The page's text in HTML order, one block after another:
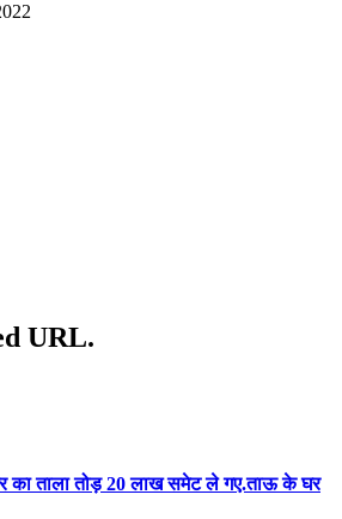
URL.
का ताला तोड़ 20 लाख समेट ले गए.ताऊ के घर